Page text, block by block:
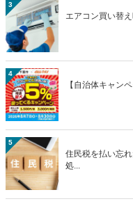
3
エアコン買い替
4
【自治体キャン
5
住民税を払い忘
処...